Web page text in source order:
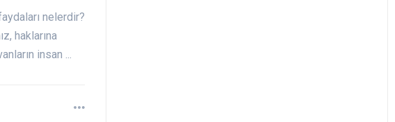
nelerdir?
haklarına
insan ...